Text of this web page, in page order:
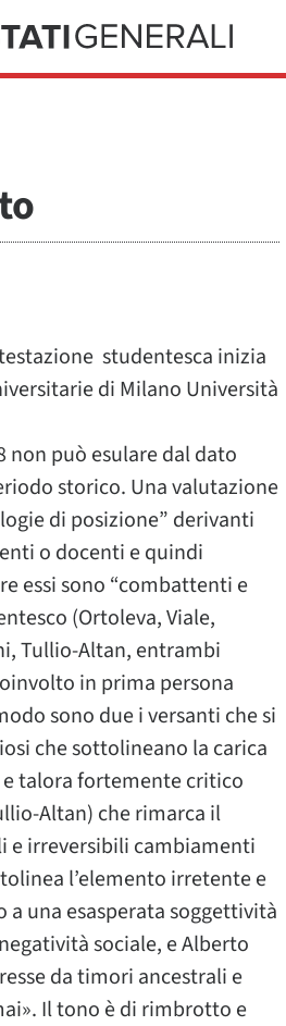
studentesca inizia
di Milano Università
non può esulare dal dato
storico. Una valutazione
di posizione” derivanti
o docenti e quindi
essi sono “combattenti e
(Ortoleva, Viale,
Tullio-Altan, entrambi
in prima persona
sono due i versanti che si
che sottolineano la carica
talora fortemente critico
Altan) che rimarca il
e irreversibili cambiamenti
l’elemento irretente e
una esasperata soggettività
sociale, e Alberto
da timori ancestrali e
Il tono è di rimbrotto e